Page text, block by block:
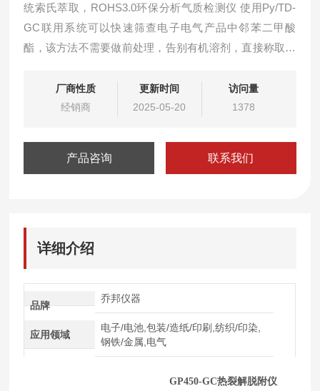
统索氏萃取，ROHS3.0环保分析气质检测仪 使用Py/TD-
GC联用系统可以快速筛查电子电气产品中邻苯二甲酸
酯，该方法不需要做前处理，告别有机溶剂，直接称取样
厂商性质
经销商
更新时间
2025-05-20
访问量
1378
产品咨询 联系我们
详细介绍
品牌
乔邦仪器
应用领域
电子/电池,包装/造纸/印刷,纺织/印染,
钢铁/金属,电气
GP450-GC热裂解脱附仪